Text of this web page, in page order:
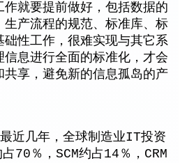
就要提前做好，包括数据的
产流程的规范、标准库、标
性工作，很难实现与其它系
息进行全面的标准化，才会
共享，避免新的信息孤岛的产
近几年，全球制造业IT投资
70％，SCM约占14％，CRM